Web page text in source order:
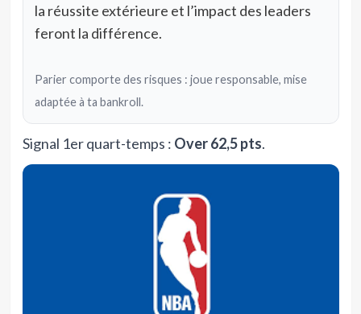
la réussite extérieure et l’impact des leaders
feront la différence.
Parier comporte des risques : joue responsable, mise
adaptée à ta bankroll.
Signal 1er quart-temps : Over 62,5 pts.